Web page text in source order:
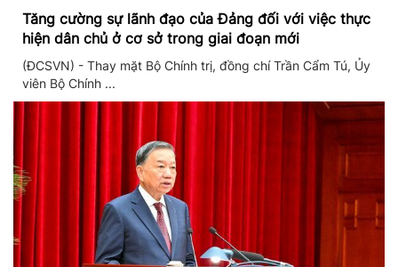
Tăng cường sự lãnh đạo của Đảng đối với việc thực
hiện dân chủ ở cơ sở trong giai đoạn mới
(ĐCSVN) - Thay mặt Bộ Chính trị, đồng chí Trần Cẩm Tú, Ủy
viên Bộ Chính ...